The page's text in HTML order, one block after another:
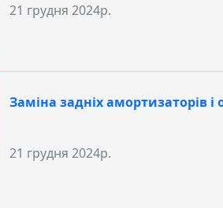
21 грудня 2024р.
Заміна задніх амортизаторів і
21 грудня 2024р.